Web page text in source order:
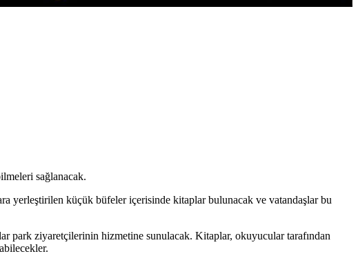
sağlanacak.
yerleştirilen küçük büfeler içerisinde kitaplar bulunacak ve vatandaşlar bu
park ziyaretçilerinin hizmetine sunulacak. Kitaplar, okuyucular tarafından